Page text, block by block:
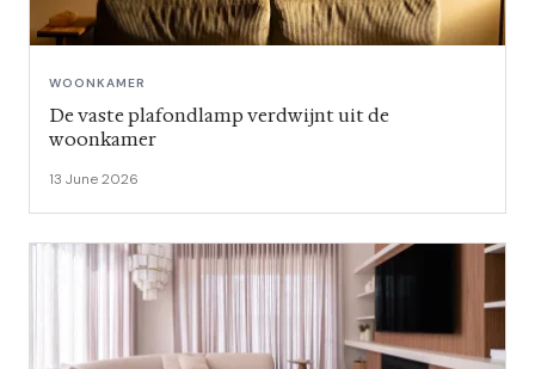
WOONKAMER
De vaste plafondlamp verdwijnt uit de
woonkamer
13 June 2026